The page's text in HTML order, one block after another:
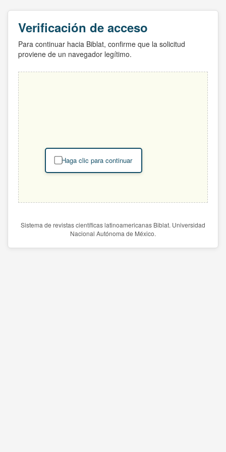
Verificación de acceso
Para continuar hacia Biblat, confirme que la solicitud
proviene de un navegador legítimo.
Haga clic para continuar
Sistema de revistas científicas latinoamericanas Biblat. Universidad
Nacional Autónoma de México.